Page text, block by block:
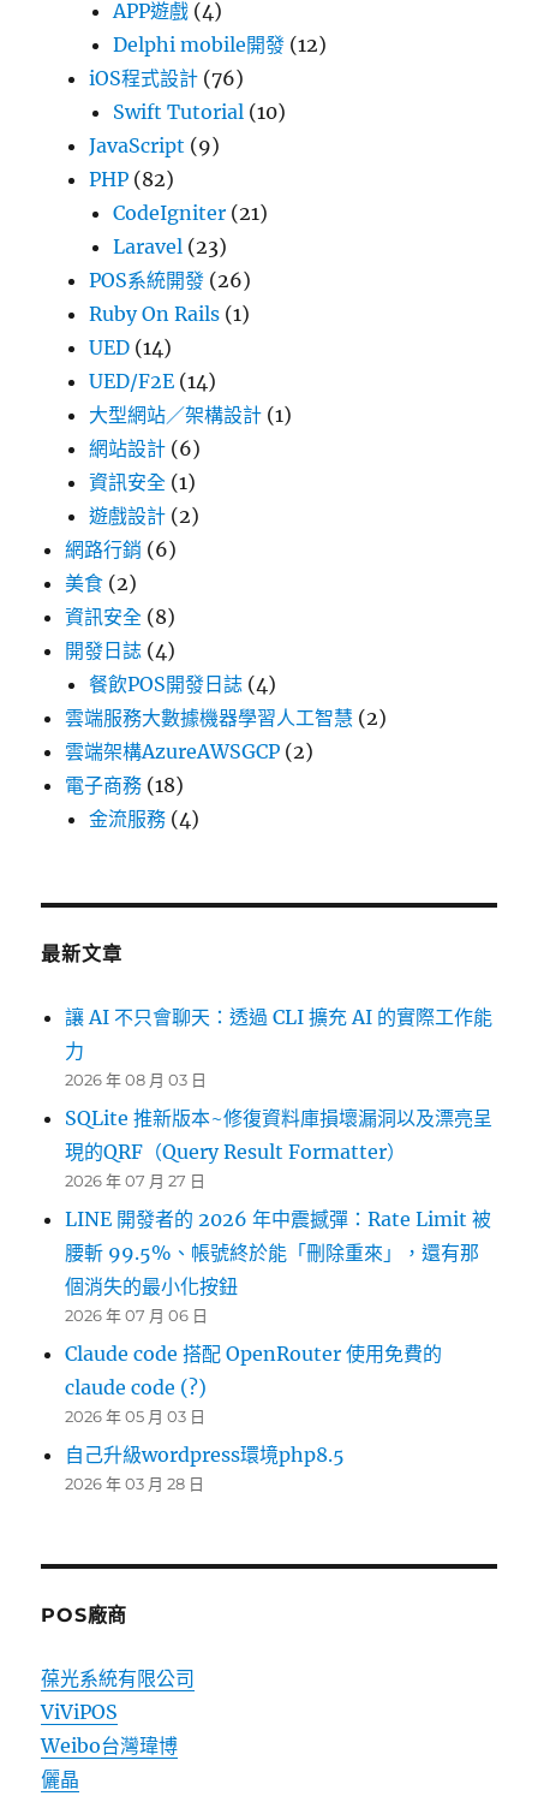
APP遊戲 (4)
Delphi mobile開發 (12)
iOS程式設計 (76)
Swift Tutorial (10)
JavaScript (9)
PHP (82)
CodeIgniter (21)
Laravel (23)
POS系統開發 (26)
Ruby On Rails (1)
UED (14)
UED/F2E (14)
大型網站／架構設計 (1)
網站設計 (6)
資訊安全 (1)
遊戲設計 (2)
網路行銷 (6)
美食 (2)
資訊安全 (8)
開發日誌 (4)
餐飲POS開發日誌 (4)
雲端服務大數據機器學習人工智慧 (2)
雲端架構AzureAWSGCP (2)
電子商務 (18)
金流服務 (4)
最新文章
讓 AI 不只會聊天：透過 CLI 擴充 AI 的實際工作能
力
2026 年 08 月 03 日
SQLite 推新版本~修復資料庫損壞漏洞以及漂亮呈
現的QRF（Query Result Formatter）
2026 年 07 月 27 日
LINE 開發者的 2026 年中震撼彈：Rate Limit 被
腰斬 99.5%、帳號終於能「刪除重來」，還有那
個消失的最小化按鈕
2026 年 07 月 06 日
Claude code 搭配 OpenRouter 使用免費的
claude code (?)
2026 年 05 月 03 日
自己升級wordpress環境php8.5
2026 年 03 月 28 日
POS廠商
葆光系統有限公司
ViViPOS
Weibo台灣瑋博
儷晶